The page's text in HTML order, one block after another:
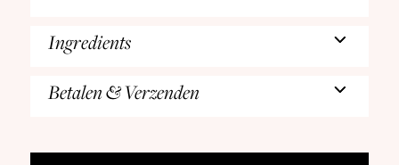
Ingredients
Betalen & Verzenden